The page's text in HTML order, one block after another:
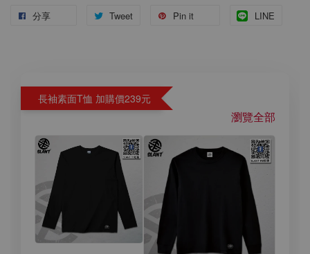
分享 Tweet Pin it LINE
長袖素面T恤 加購價239元
瀏覽全部